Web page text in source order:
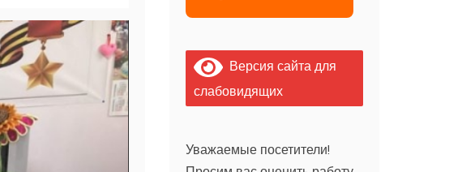
Версия сайта для
слабовидящих
Уважаемые посетители!